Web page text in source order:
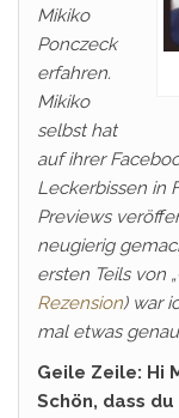
Mikiko
Ponczeck
erfahren.
Mikiko
selbst hat
auf ihrer
Leckerbissen in
Previews
neugierig
ersten Teils von
Rezension) war
mal etwas
Geile Zeile: Hi
Schön, dass